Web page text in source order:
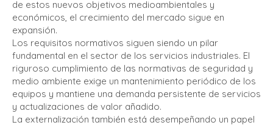
de estos nuevos objetivos medioambientales y
económicos, el crecimiento del mercado sigue en
expansión.
Los requisitos normativos siguen siendo un pilar
fundamental en el sector de los servicios industriales. El
riguroso cumplimiento de las normativas de seguridad y
medio ambiente exige un mantenimiento periódico de los
equipos y mantiene una demanda persistente de servicios
y actualizaciones de valor añadido.
La externalización también está desempeñando un papel